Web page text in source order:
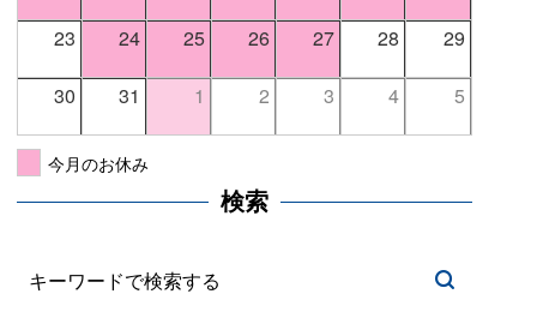
23 24 25 26 27 28 29
30 31 1 2 3 4 5
今月のお休み
検索